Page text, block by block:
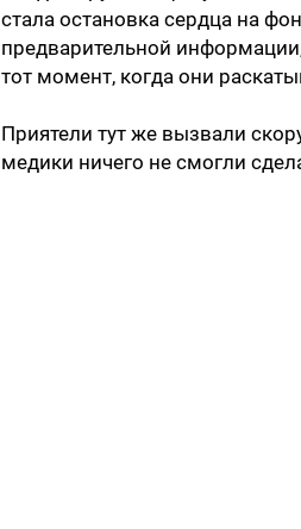
стала остановка сердца на
предварительной
тот момент, когда они
Приятели тут же вызвали
медики ничего не смогли